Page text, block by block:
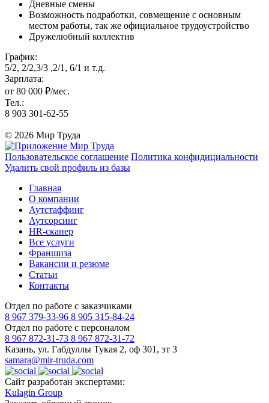
Дневные смены
Возможность подработки, совмещение с основным
местом работы, так же официальное трудоустройство
Дружелюбный коллектив
График:
5/2, 2/2,3/3 ,2/1, 6/1 и т.д.
Зарплата:
от 80 000 ₽/мес.
Тел.:
8 903 301-62-55
© 2026 Мир Труда
Пользовательское соглашение Политика конфидициальности
Удалить свой профиль из базы
Главная
О компании
Аутстаффинг
Аутсорсинг
HR-сканер
Все услуги
Франшиза
Вакансии и резюме
Статьи
Контакты
Отдел по работе с заказчиками
8 967 379-33-96 8 905 315-84-24
Отдел по работе с персоналом
8 967 872-31-73 8 967 872-31-72
Казань, ул. Габдуллы Тукая 2, оф 301, эт 3
samara@mir-truda.com
Сайт разработан экспертами:
Kulagin Group